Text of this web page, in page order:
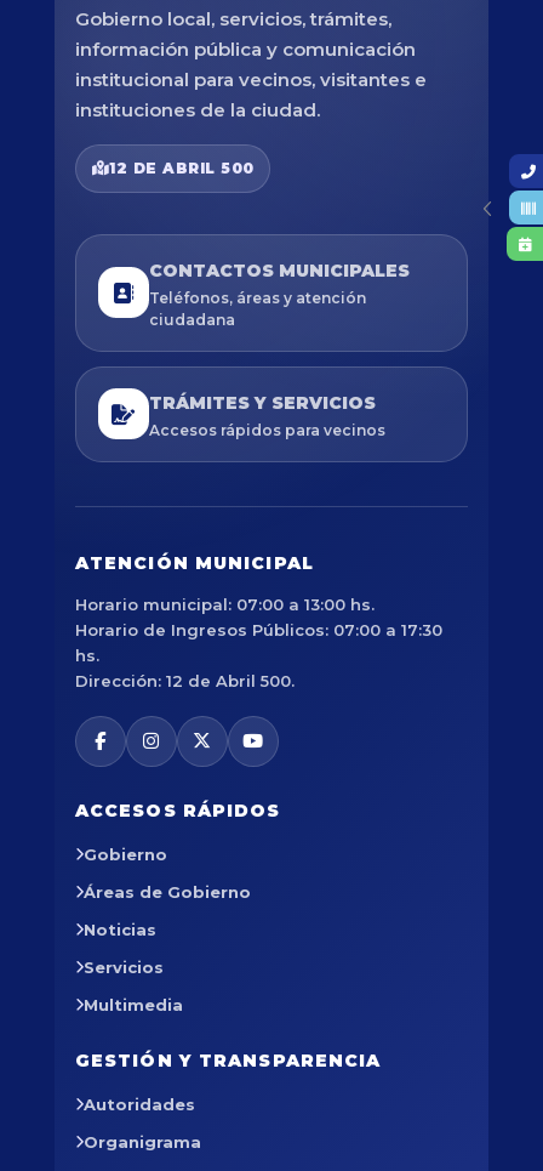
Gobierno local, servicios, trámites,
información pública y comunicación
institucional para vecinos, visitantes e
instituciones de la ciudad.
12 DE ABRIL 500
CONTACTOS MUNICIPALES
Teléfonos, áreas y atención
ciudadana
TRÁMITES Y SERVICIOS
Accesos rápidos para vecinos
ATENCIÓN MUNICIPAL
Horario municipal: 07:00 a 13:00 hs.
Horario de Ingresos Públicos: 07:00 a 17:30
hs.
Dirección: 12 de Abril 500.
ACCESOS RÁPIDOS
Gobierno
Áreas de Gobierno
Noticias
Servicios
Multimedia
GESTIÓN Y TRANSPARENCIA
Autoridades
Organigrama